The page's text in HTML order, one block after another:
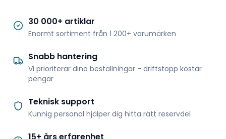
30 000+ artiklar
Enormt sortiment från 1 200+ varumärken
Snabb hantering
Vi prioriterar dina beställningar - driftstopp kostar
pengar
Teknisk support
Kunnig personal hjälper dig hitta rätt reservdel